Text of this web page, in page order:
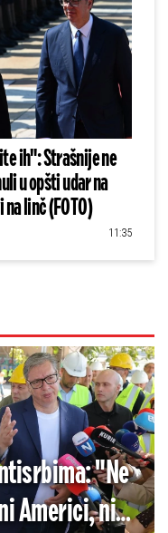
ih": Strašnije ne
u opšti udar na
linč (FOTO)
11:35
"Ne
Americi, ni